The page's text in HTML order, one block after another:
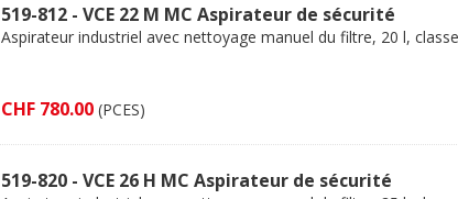
519-812 - VCE 22 M MC Aspirateur de sécurité
Aspirateur industriel avec nettoyage manuel du filtre, 20 l,
CHF 780.00 (PCES)
519-820 - VCE 26 H MC Aspirateur de sécurité